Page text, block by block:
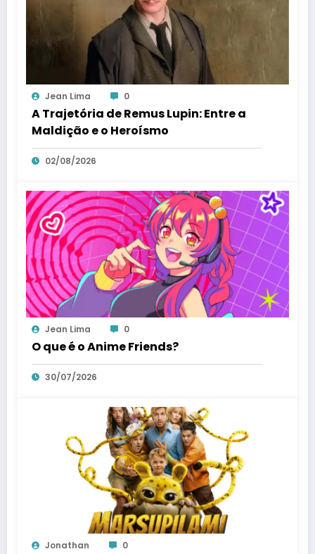
Jean Lima 0
A Trajetória de Remus Lupin: Entre a
Maldição e o Heroísmo
02/08/2026
Jean Lima 0
O que é o Anime Friends?
30/07/2026
Jonathan 0